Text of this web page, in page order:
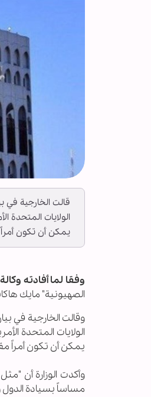
قالت الخارجية في
الولايات المتحدة
يمكن أن تكون أمراً
وفقا لما أفادته
الصهيونية" مايك
وقالت الخارجية في
الولايات المتحدة
يمكن أن تكون أمراً
وأكدت الوزارة أن
مساساً بسيادة الدول